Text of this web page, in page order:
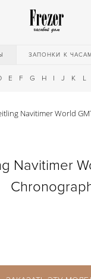
ЗАПОНКИ К ЧАСАМ
E F G H I J K L
Navitimer World
Navitimer